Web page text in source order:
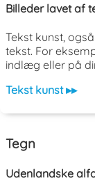
Billeder lavet af
Tekst kunst,
tekst. For
indlæg eller på
Tekst kunst ▸▸
Tegn
Udenlandske